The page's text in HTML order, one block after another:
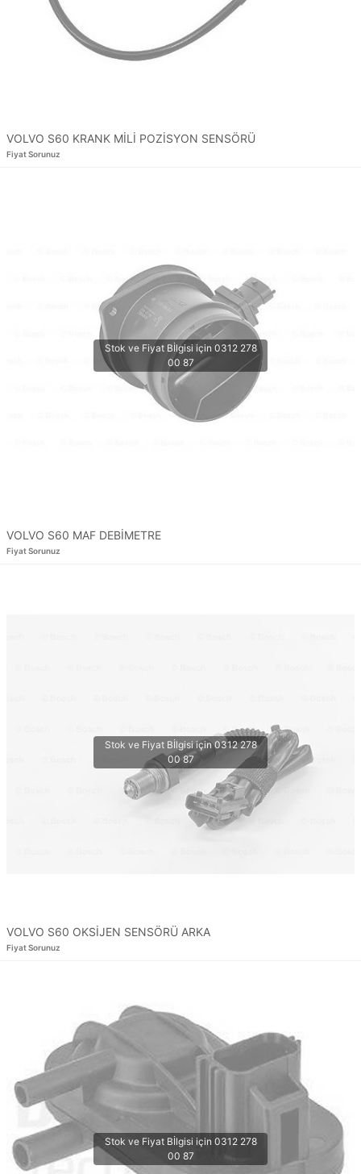
VOLVO S60 KRANK MİLİ POZİSYON SENSÖRÜ
Fiyat Sorunuz
VOLVO S60 MAF DEBİMETRE
Fiyat Sorunuz
VOLVO S60 OKSİJEN SENSÖRÜ ARKA
Fiyat Sorunuz